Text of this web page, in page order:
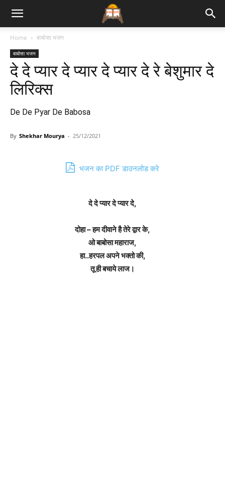
Bhajan
Lyrics
Home बाबोसा भजन
बाबोसा भजन
दे दे प्यार दे प्यार दे प्यार दे रे बेशुमार दे
लिरिक्स
De De Pyar De Babosa
By Shekhar Mourya - 25/12/2021
भजन का PDF डाउनलोड करे
दे दे प्यार दे प्यार दे,
दोहा – हम दीवाने है तेरे द्वार के,
ओ बाबोसा महाराज,
हा..हरपल अपने भक्तो की,
तू ही बचाये लाज।